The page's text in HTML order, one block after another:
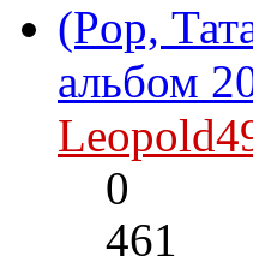
(Pop,
альбом
0
461